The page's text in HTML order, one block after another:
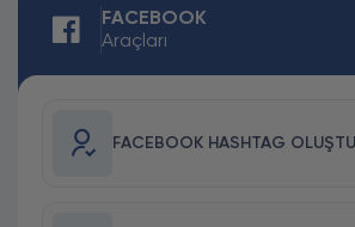
FACEBOOK
Araçları
FACEBOOK HASHTAG